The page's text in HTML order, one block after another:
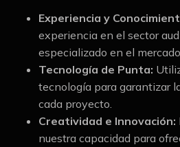
Experiencia y
experiencia en el sector
especializado en el
Tecnología de Punta:
tecnología para garantizar
cada proyecto.
Creatividad e Innovación:
nuestra capacidad para